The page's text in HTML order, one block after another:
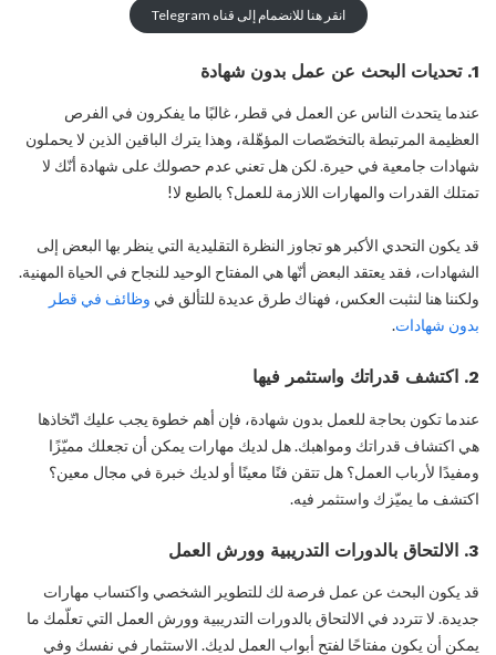
انقر هنا للانضمام إلى قناه Telegram
1. تحديات البحث عن عمل بدون شهادة
عندما يتحدث الناس عن العمل في قطر، غالبًا ما يفكرون في الفرص
العظيمة المرتبطة بالتخصّصات المؤهّلة، وهذا يترك الباقين الذين لا يحملون
شهادات جامعية في حيرة. لكن هل تعني عدم حصولك على شهادة أنّك لا
تمتلك القدرات والمهارات اللازمة للعمل؟ بالطبع لا!
قد يكون التحدي الأكبر هو تجاوز النظرة التقليدية التي ينظر بها البعض إلى
الشهادات، فقد يعتقد البعض أنّها هي المفتاح الوحيد للنجاح في الحياة المهنية.
ولكننا هنا لنثبت العكس، فهناك طرق عديدة للتألق في وظائف في قطر
بدون شهادات.
2. اكتشف قدراتك واستثمر فيها
عندما تكون بحاجة للعمل بدون شهادة، فإن أهم خطوة يجب عليك اتّخاذها
هي اكتشاف قدراتك ومواهبك. هل لديك مهارات يمكن أن تجعلك مميّزًا
ومفيدًا لأرباب العمل؟ هل تتقن فنًا معينًا أو لديك خبرة في مجال معين؟
اكتشف ما يميّزك واستثمر فيه.
3. الالتحاق بالدورات التدريبية وورش العمل
قد يكون البحث عن عمل فرصة لك للتطوير الشخصي واكتساب مهارات
جديدة. لا تتردد في الالتحاق بالدورات التدريبية وورش العمل التي تعلّمك ما
يمكن أن يكون مفتاحًا لفتح أبواب العمل لديك. الاستثمار في نفسك وفي